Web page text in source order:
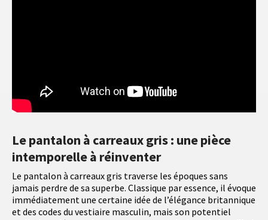
Le pantalon à carreaux gris : une pièce
intemporelle à réinventer
Le pantalon à carreaux gris traverse les époques sans
jamais perdre de sa superbe. Classique par essence, il évoque
immédiatement une certaine idée de l’élégance britannique
et des codes du vestiaire masculin, mais son potentiel